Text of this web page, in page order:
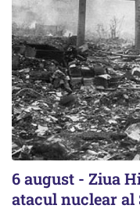
6 august - Ziua
atacul nuclear al